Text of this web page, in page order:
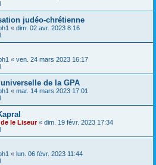
judéo-chrétienne
« dim. 02 avr. 2023 8:16
« ven. 24 mars 2023 16:17
de la GPA
« mar. 14 mars 2023 17:01
le Liseur« dim. 19 févr. 2023 17:34
« lun. 06 févr. 2023 11:44